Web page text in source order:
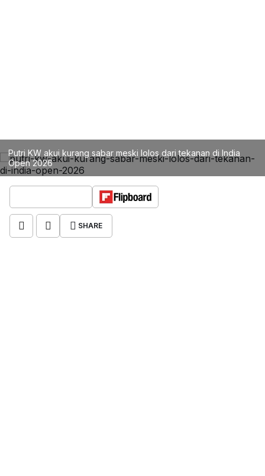
Putri KW akui kurang sabar meski lolos dari tekanan di India
Open 2026
SHARE